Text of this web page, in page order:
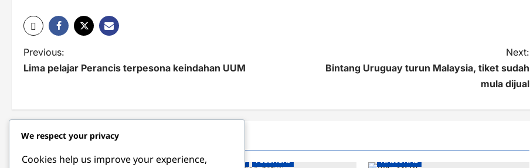
P
o
t
n
a
Previous:
Lima pelajar Perancis terpesona keindahan UUM
Next:
Bintang Uruguay turun Malaysia, tiket sudah
mula dijual
Related Stories
NASIONAL
NASIONAL PELBAGAI NASIONAL
We respect your privacy
Cookies help us improve your experience,